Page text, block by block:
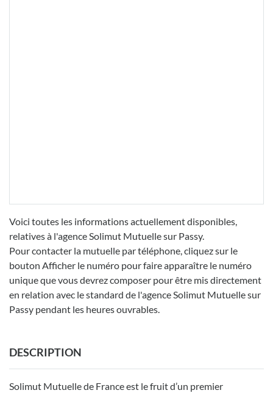
Voici toutes les informations actuellement disponibles,
relatives à l'agence Solimut Mutuelle sur Passy.
Pour contacter la mutuelle par téléphone, cliquez sur le
bouton Afficher le numéro pour faire apparaître le numéro
unique que vous devrez composer pour être mis directement
en relation avec le standard de l'agence Solimut Mutuelle sur
Passy pendant les heures ouvrables.
DESCRIPTION
Solimut Mutuelle de France est le fruit d’un premier